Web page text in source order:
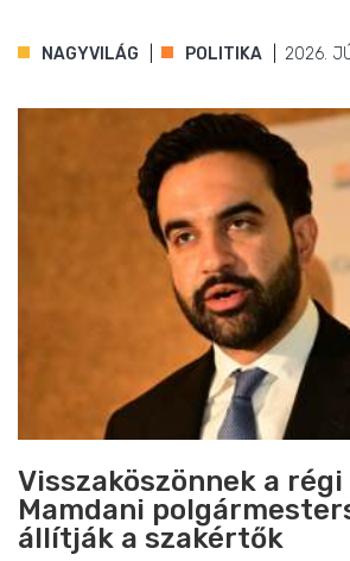
NAGYVILÁG POLITIKA 2026.
Visszaköszönnek a
Mamdani
állítják a szakértők